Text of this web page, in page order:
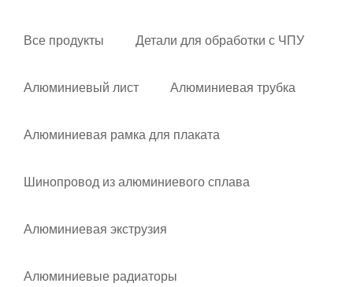
Все продукты Детали для обработки с ЧПУ
Алюминиевый лист Алюминиевая трубка
Алюминиевая рамка для плаката
Шинопровод из алюминиевого сплава
Алюминиевая экструзия
Алюминиевые радиаторы